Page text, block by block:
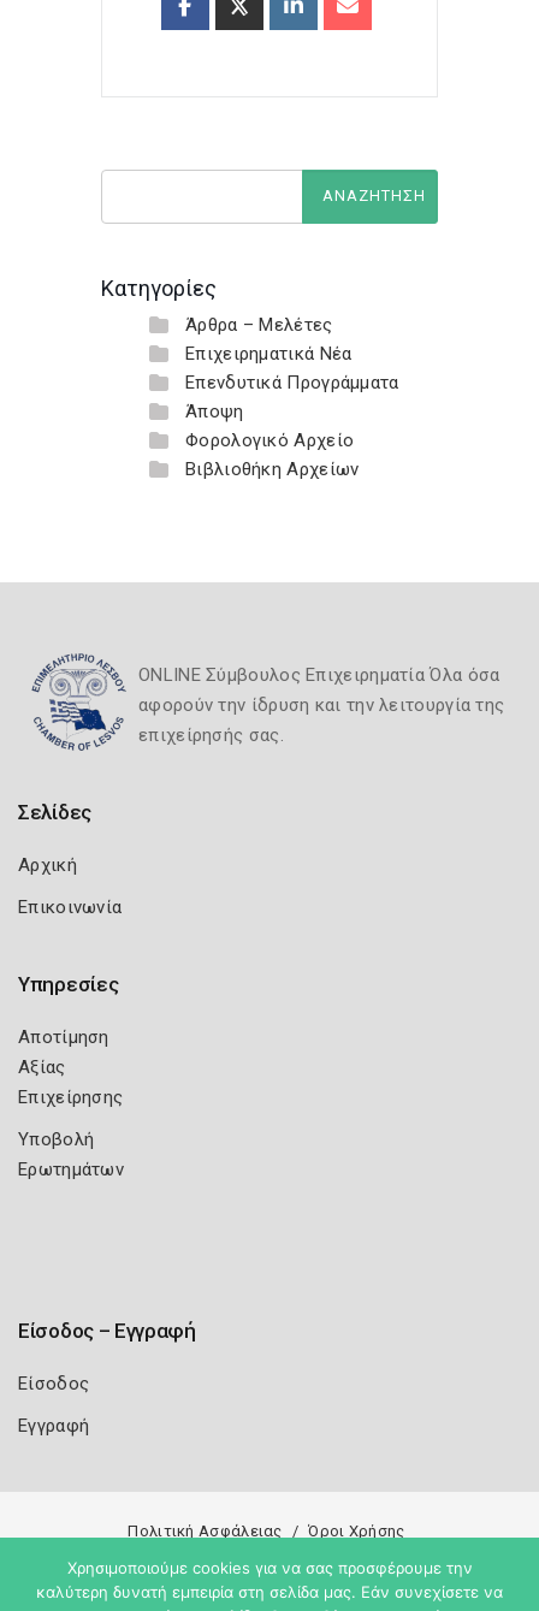
Κατηγορίες
Άρθρα – Μελέτες
Επιχειρηματικά Νέα
Επενδυτικά Προγράμματα
Άποψη
Φορολογικό Αρχείο
Βιβλιοθήκη Αρχείων
ONLINE Σύμβουλος Επιχειρηματία Όλα όσα
αφορούν την ίδρυση και την λειτουργία της
επιχείρησής σας.
Σελίδες
Αρχική
Επικοινωνία
Υπηρεσίες
Αποτίμηση
Αξίας
Επιχείρησης
Υποβολή
Ερωτημάτων
Είσοδος – Εγγραφή
Είσοδος
Εγγραφή
Πολιτική Ασφάλειας Όροι Χρήσης
Copyright 2026 Knowledge A.E.
Χρησιμοποιούμε cookies για να σας προσφέρουμε την
καλύτερη δυνατή εμπειρία στη σελίδα μας. Εάν συνεχίσετε να